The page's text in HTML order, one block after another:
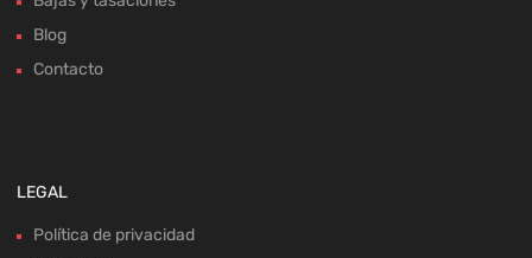
Blog
Contacto
LEGAL
Política de privacidad